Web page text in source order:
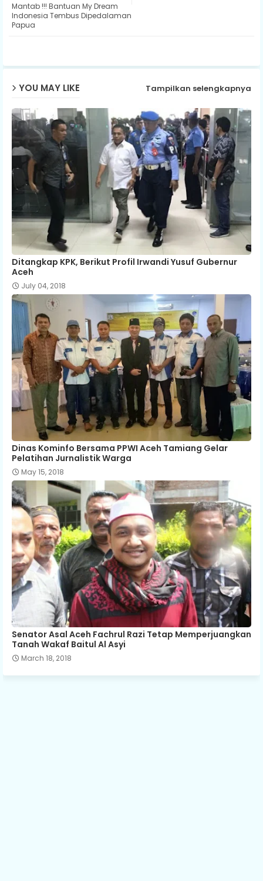
Mantab !!! Bantuan My Dream
Indonesia Tembus Dipedalaman
Papua
YOU MAY LIKE Tampilkan selengkapnya
Ditangkap KPK, Berikut Profil Irwandi Yusuf Gubernur
Aceh
July 04, 2018
Dinas Kominfo Bersama PPWI Aceh Tamiang Gelar
Pelatihan Jurnalistik Warga
May 15, 2018
Senator Asal Aceh Fachrul Razi Tetap Memperjuangkan
Tanah Wakaf Baitul Al Asyi
March 18, 2018